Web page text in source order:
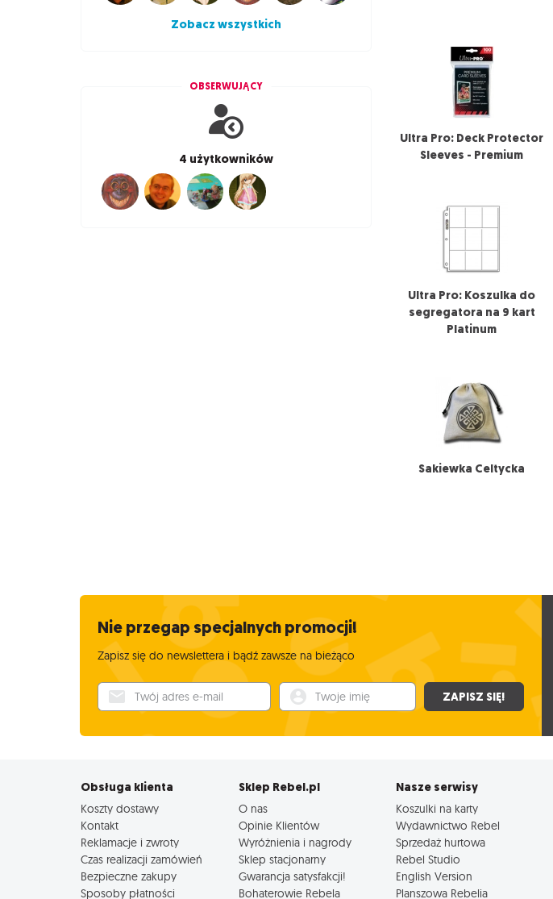
Zobacz wszystkich
OBSERWUJĄCY
4 użytkowników
Ultra Pro: Deck Protector
Sleeves - Premium
Ultra Pro: Koszulka do
segregatora na 9 kart
Platinum
Sakiewka Celtycka
Nie przegap specjalnych promocji!
Zapisz się do newslettera i bądź zawsze na bieżąco
Twój adres e-mail Twoje imię ZAPISZ SIĘ!
Obsługa klienta
Koszty dostawy
Kontakt
Reklamacje i zwroty
Czas realizacji zamówień
Bezpieczne zakupy
Sposoby płatności
Sklep Rebel.pl
O nas
Opinie Klientów
Wyróżnienia i nagrody
Sklep stacjonarny
Gwarancja satysfakcji!
Bohaterowie Rebela
Nasze serwisy
Koszulki na karty
Wydawnictwo Rebel
Sprzedaż hurtowa
Rebel Studio
English Version
Planszowa Rebelia